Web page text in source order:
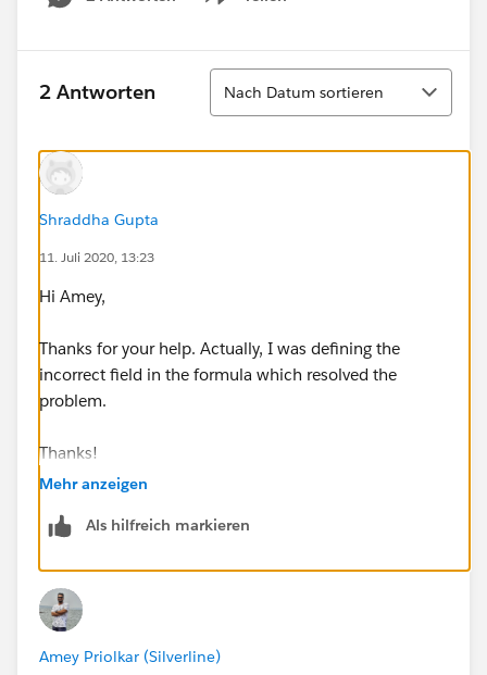
Thanks in advance! Show menu
2 Antworten
Sortieren
Nach Datum sortieren
Shraddha Gupta
11. Juli 2020, 13:23
Hi Amey,
Thanks for your help. Actually, I was defining the
incorrect field in the formula which resolved the
problem.
Thanks!
Mehr anzeigen
Als hilfreich markieren
Amey Priolkar (Silverline)